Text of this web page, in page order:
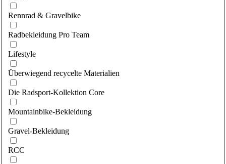
Rennrad & Gravelbike
Radbekleidung Pro Team
Lifestyle
Überwiegend recycelte Materialien
Die Radsport-Kollektion Core
Mountainbike-Bekleidung
Gravel-Bekleidung
RCC